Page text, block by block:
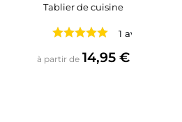
Tablier de cuisine
1 avis
à partir de Prix
14,95 €